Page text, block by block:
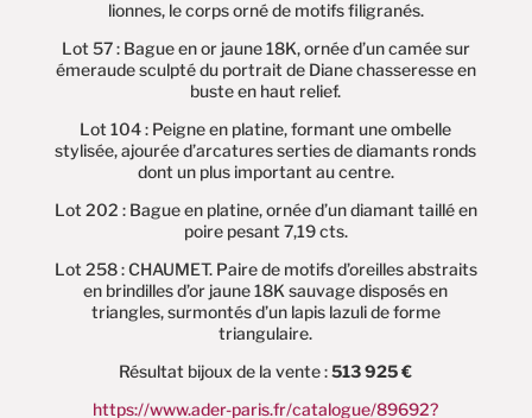
lionnes, le corps orné de motifs filigranés.
Lot 57 : Bague en or jaune 18K, ornée d’un camée sur
émeraude sculpté du portrait de Diane chasseresse en
buste en haut relief.
Lot 104 : Peigne en platine, formant une ombelle
stylisée, ajourée d’arcatures serties de diamants ronds
dont un plus important au centre.
Lot 202 : Bague en platine, ornée d’un diamant taillé en
poire pesant 7,19 cts.
Lot 258 : CHAUMET. Paire de motifs d’oreilles abstraits
en brindilles d’or jaune 18K sauvage disposés en
triangles, surmontés d’un lapis lazuli de forme
triangulaire.
Résultat bijoux de la vente :513 925 €
https://www.ader-paris.fr/catalogue/89692?